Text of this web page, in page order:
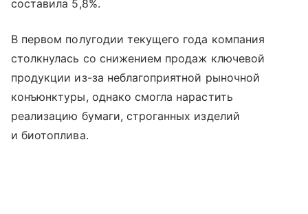
составила 5,8%.
В первом полугодии текущего года компания
столкнулась со снижением продаж ключевой
продукции из-за неблагоприятной рыночной
конъюнктуры, однако смогла нарастить
реализацию бумаги, строганных изделий
и биотоплива.